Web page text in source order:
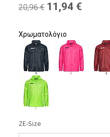
20,96€ 11,94 €
Χρωματολόγιο
ZE-Size